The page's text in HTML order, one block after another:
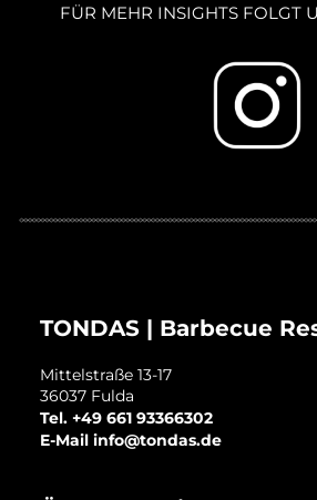
FÜR MEHR INSIGHTS FOLGT
TONDAS | Barbecue
Mittelstraße 13-17
36037 Fulda
Tel. +49 661 93366302
E-Mail info@tondas.de